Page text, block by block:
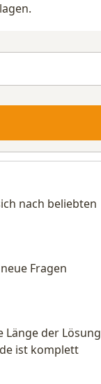
nach beliebten
Fragen
Länge der Lösung
ist komplett